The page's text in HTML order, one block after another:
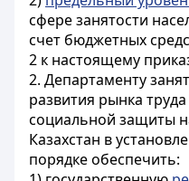
сфере занятости
счет бюджетных
2 к настоящему
2. Департаменту
развития рынка
социальной защиты
Казахстан в
порядке обеспечить: